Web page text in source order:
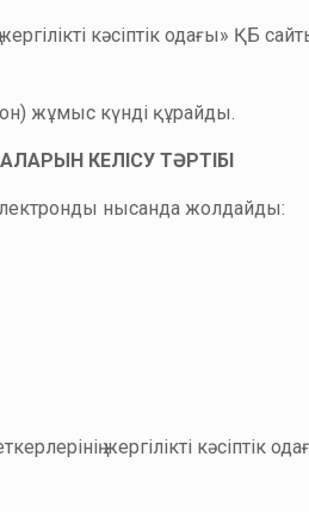
кәсіптік одағы» ҚБ
жұмыс күнді құрайды.
КЕЛІСУ ТӘРТІБІ
нысанда жолдайды:
жергілікті кәсіптік